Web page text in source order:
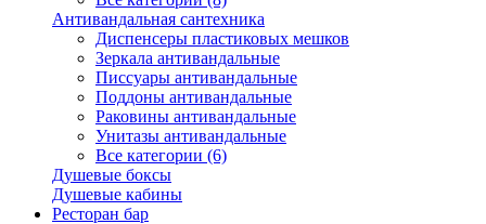
Антивандальная сантехника
Диспенсеры пластиковых мешков
Зеркала антивандальные
Писсуары антивандальные
Поддоны антивандальные
Раковины антивандальные
Унитазы антивандальные
Все категории (6)
Душевые боксы
Душевые кабины
Ресторан бар